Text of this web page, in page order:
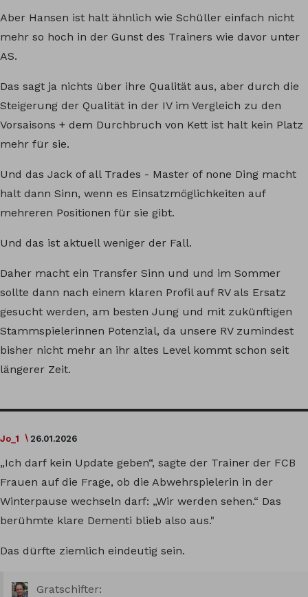
Aber Hansen ist halt ähnlich wie Schüller einfach nicht
mehr so hoch in der Gunst des Trainers wie davor unter
AS.
Das sagt ja nichts über ihre Qualität aus, aber durch die
Steigerung der Qualität in der IV im Vergleich zu den
Vorsaisons + dem Durchbruch von Kett ist halt kein Platz
mehr für sie.
Und das Jack of all Trades - Master of none Ding macht
halt dann Sinn, wenn es Einsatzmöglichkeiten auf
mehreren Positionen für sie gibt.
Und das ist aktuell weniger der Fall.
Daher macht ein Transfer Sinn und und im Sommer
sollte dann nach einem klaren Profil auf RV als Ersatz
gesucht werden, am besten Jung und mit zukünftigen
Stammspielerinnen Potenzial, da unsere RV zumindest
bisher nicht mehr an ihr altes Level kommt schon seit
längerer Zeit.
Jo_1 26.01.2026
„Ich darf kein Update geben“, sagte der Trainer der FCB
Frauen auf die Frage, ob die Abwehrspielerin in der
Winterpause wechseln darf: „Wir werden sehen.“ Das
berühmte klare Dementi blieb also aus."
Das dürfte ziemlich eindeutig sein.
Gratschifter: